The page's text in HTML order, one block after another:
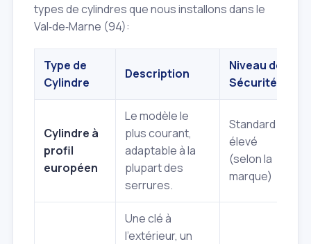
types de cylindres que nous installons dans le
Val‑de‑Marne (94):
Type de
Cylindre
Description
Niveau de
Sécurité
Cylindre à
profil
européen
Le modèle le
plus courant,
adaptable à la
plupart des
serrures.
Standard à
élevé
(selon la
marque)
Une clé à
l'extérieur, un